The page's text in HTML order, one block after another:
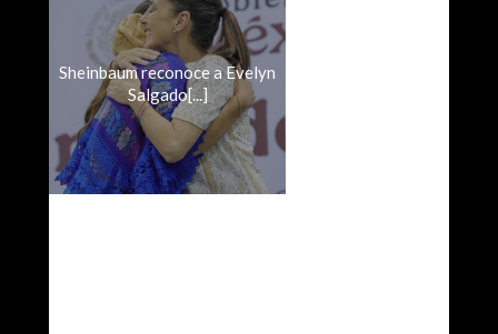
Sheinbaum reconoce a Evelyn
Salgado[...]